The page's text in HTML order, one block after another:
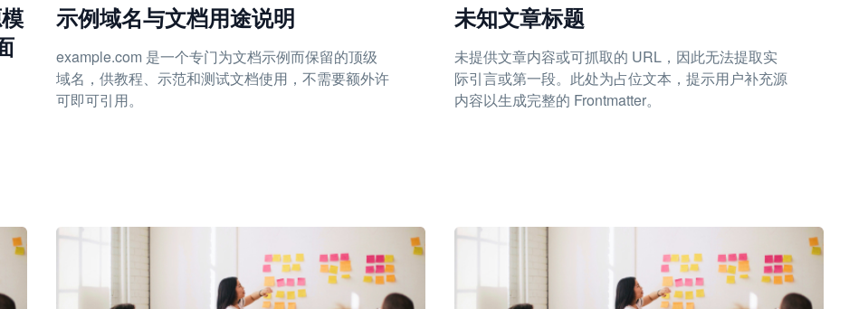
示例域名与文档用途说明
example.com 是一个专门为文档示例而保留的顶级
域名，供教程、示范和测试文档使用，不需要额外许
可即可引用。
未知文章标题
未提供文章内容或可抓取的 URL，因此无法提取实
际引言或第一段。此处为占位文本，提示用户补充源
内容以生成完整的 Frontmatter。